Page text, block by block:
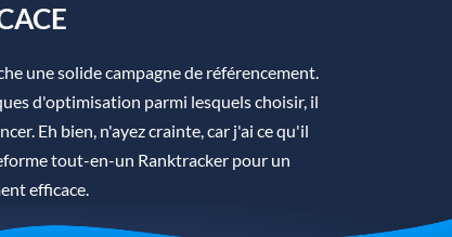
une solide campagne de référencement.
d'optimisation parmi lesquels choisir, il
Eh bien, n'ayez crainte, car j'ai ce qu'il
tout-en-un Ranktracker pour un
efficace.